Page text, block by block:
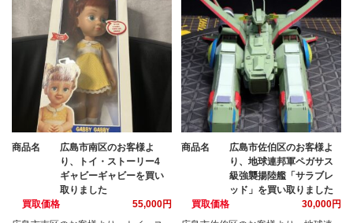
商品名
広島市南区のお客様よ
り、トイ・ストーリー4
ギャビーギャビーを買い
取りました
買取価格
55,000円
商品名
広島市佐伯区のお客様よ
り、地球連邦軍ペガサス
級強襲揚陸艦「サラブレ
ッド」を買い取りました
買取価格
30,000円